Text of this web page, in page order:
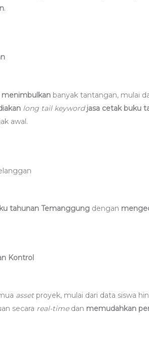
.
menimbulkan banyak tantangan, mulai
long tail keyword jasa cetak buku
awal.
tahunan Temanggung dengan
Kontrol
assetproyek, mulai dari data siswa
secara real-timedan memudahkan